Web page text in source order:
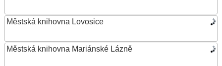
Městská knihovna Lovosice
Městská knihovna Mariánské Lázně